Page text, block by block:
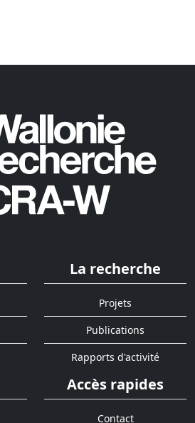
La recherche
Projets
Publications
Rapports d'activité
Accès rapides
Contact